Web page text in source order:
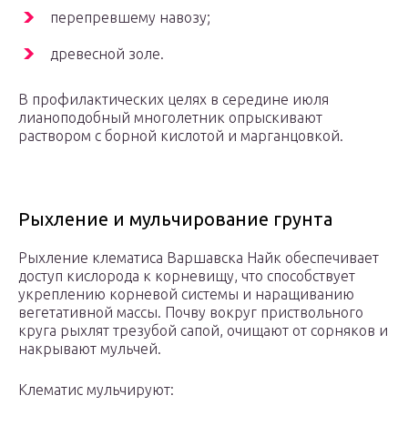
перепревшему навозу;
древесной золе.
В профилактических целях в середине июля
лианоподобный многолетник опрыскивают
раствором с борной кислотой и марганцовкой.
Рыхление и мульчирование грунта
Рыхление клематиса Варшавска Найк обеспечивает
доступ кислорода к корневищу, что способствует
укреплению корневой системы и наращиванию
вегетативной массы. Почву вокруг приствольного
круга рыхлят трезубой сапой, очищают от сорняков и
накрывают мульчей.
Клематис мульчируют: